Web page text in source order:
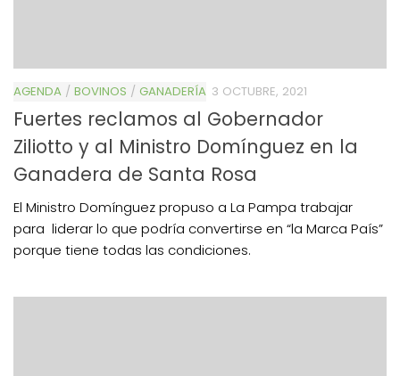
AGENDA / BOVINOS / GANADERÍA 3 OCTUBRE, 2021
Fuertes reclamos al Gobernador
Ziliotto y al Ministro Domínguez en la
Ganadera de Santa Rosa
El Ministro Domínguez propuso a La Pampa trabajar
para liderar lo que podría convertirse en “la Marca País”
porque tiene todas las condiciones.